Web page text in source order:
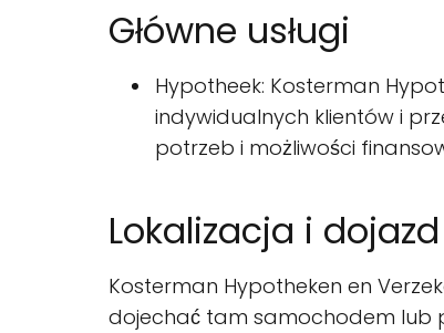
Główne usługi
Hypotheek: Kosterman
indywidualnych klientów i
potrzeb i możliwości
Lokalizacja i dojazd
Kosterman Hypotheken en
dojechać tam samochodem lub